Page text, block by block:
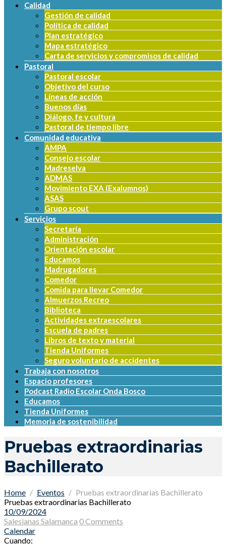
Calidad
Gestión de calidad
Política de calidad
Plan estratégico
Mapa estratégico
Carta de servicios y compromisos de calidad
Pastoral
Pastoral escolar
Objetivo del curso
Líneas de acción
Buenos días
Diálogo, fe y cultura
Pastoral de tiempo libre
Comunidad educativa
AMPA
Consejo escolar
Madreselva
ADMAS
Movimiento EXA (Exalumnos)
ASAS
Grupo scout
Servicios
Secretaría
Administración
Orientación escolar
Educamos
Madrugadores
Comedor
Comida para llevar Comedor
Almuerzos Recreo
Biblioteca
Actividades extraescolares
Escuela de padres
Libros de texto y material
Tienda Uniformes
Seguro voluntario de accidentes
Trabaja con nosotros
Espacio profesores
Podcast Radio Escolar Onda Bosco
Educamos
Tienda Uniformes
Memoria de sostenibilidad
Pruebas extraordinarias
Bachillerato
Home Eventos
Pruebas extraordinarias Bachillerato
Pruebas extraordinarias Bachillerato
10/09/2024
Salesianas Salamanca 0 Comments
Calendar
Cuando: